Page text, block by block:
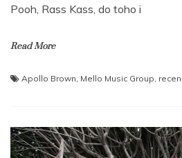
Pooh, Rass Kass, do toho i
Read More
Apollo Brown, Mello Music Group,